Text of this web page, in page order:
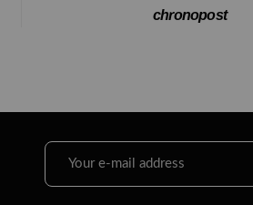
chronopost